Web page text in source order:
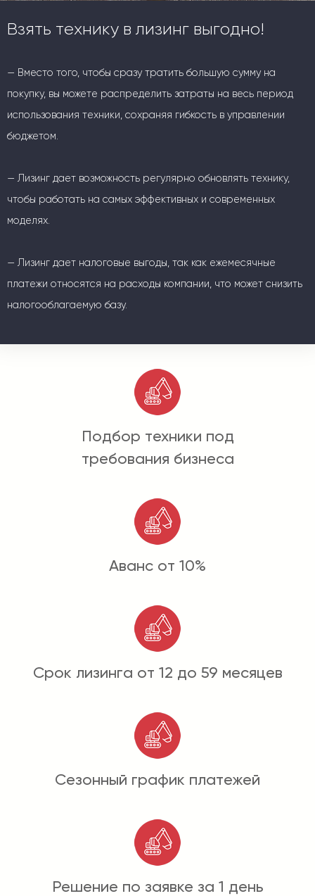
Взять технику в лизинг выгодно!
— Вместо того, чтобы сразу тратить большую сумму на
покупку, вы можете распределить затраты на весь период
использования техники, сохраняя гибкость в управлении
бюджетом.
— Лизинг дает возможность регулярно обновлять технику,
чтобы работать на самых эффективных и современных
моделях.
— Лизинг дает налоговые выгоды, так как ежемесячные
платежи относятся на расходы компании, что может снизить
налогооблагаемую базу.
Подбор техники под
требования бизнеса
Аванс от 10%
Срок лизинга от 12 до 59 месяцев
Сезонный график платежей
Решение по заявке за 1 день